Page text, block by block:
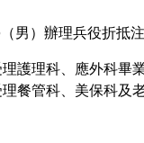
男）辦理兵役折抵
護理科、應外科畢
餐管科、美保科及